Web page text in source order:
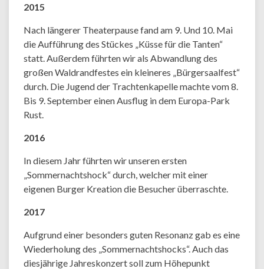
2015
Nach längerer Theaterpause fand am 9. Und 10. Mai
die Aufführung des Stückes „Küsse für die Tanten“
statt. Außerdem führten wir als Abwandlung des
großen Waldrandfestes ein kleineres „Bürgersaalfest“
durch. Die Jugend der Trachtenkapelle machte vom 8.
Bis 9. September einen Ausflug in dem Europa-Park
Rust.
2016
In diesem Jahr führten wir unseren ersten
„Sommernachtshock“ durch, welcher mit einer
eigenen Burger Kreation die Besucher überraschte.
2017
Aufgrund einer besonders guten Resonanz gab es eine
Wiederholung des „Sommernachtshocks“. Auch das
diesjährige Jahreskonzert soll zum Höhepunkt